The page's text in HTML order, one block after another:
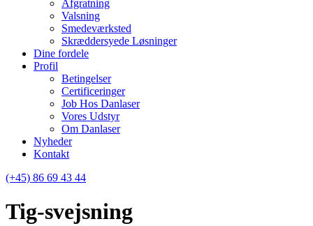
Afgratning
Valsning
Smedeværksted
Skræddersyede Løsninger
Dine fordele
Profil
Betingelser
Certificeringer
Job Hos Danlaser
Vores Udstyr
Om Danlaser
Nyheder
Kontakt
(+45) 86 69 43 44
Tig-svejsning